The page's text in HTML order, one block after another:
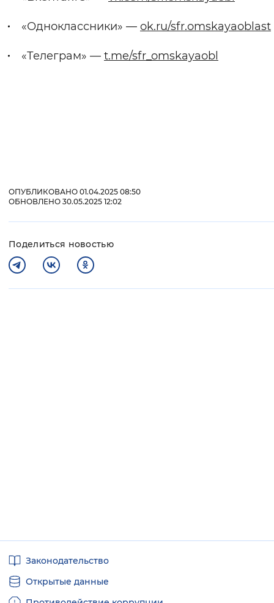
«Одноклассники» — ok.ru/sfr.omskayaoblast
«Телеграм» — t.me/sfr_omskayaobl
ОПУБЛИКОВАНО 01.04.2025 08:50
ОБНОВЛЕНО 30.05.2025 12:02
Поделиться новостью
ссылкиЗаконодательство
Открытые данные